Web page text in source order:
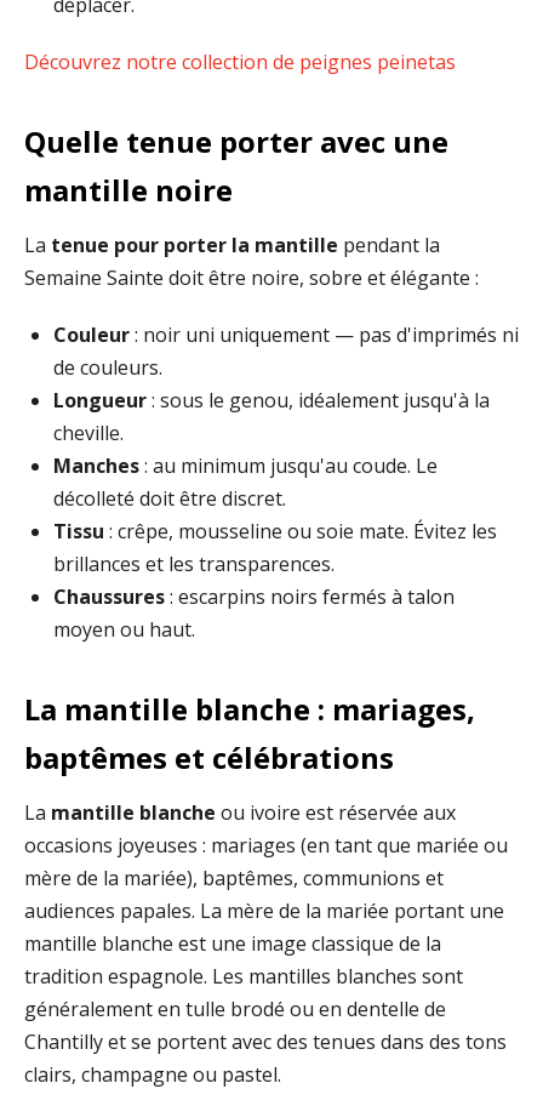
Découvrez notre collection de peignes peinetas
Quelle tenue porter avec une
mantille noire
La tenue pour porter la mantille pendant la
Semaine Sainte doit être noire, sobre et élégante :
Couleur: noir uni uniquement — pas d'imprimés ni
de couleurs.
Longueur: sous le genou, idéalement jusqu'à la
cheville.
Manches: au minimum jusqu'au coude. Le
décolleté doit être discret.
Tissu : crêpe, mousseline ou soie mate. Évitez les
brillances et les transparences.
Chaussures: escarpins noirs fermés à talon
moyen ou haut.
La mantille blanche : mariages,
baptêmes et célébrations
La mantille blanche ou ivoire est réservée aux
occasions joyeuses : mariages (en tant que mariée ou
mère de la mariée), baptêmes, communions et
audiences papales. La mère de la mariée portant une
mantille blanche est une image classique de la
tradition espagnole. Les mantilles blanches sont
généralement en tulle brodé ou en dentelle de
Chantilly et se portent avec des tenues dans des tons
clairs, champagne ou pastel.